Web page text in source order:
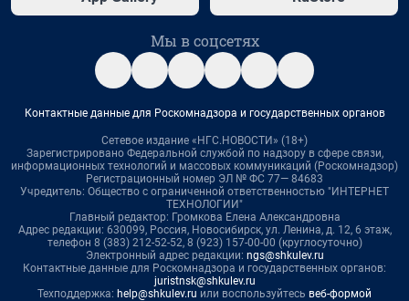
Мы в соцсетях
Контактные данные для Роскомнадзора и государственных органов
Сетевое издание «НГС.НОВОСТИ» (18+)
Зарегистрировано Федеральной службой по надзору в сфере связи,
информационных технологий и массовых коммуникаций (Роскомнадзор)
Регистрационный номер ЭЛ № ФС 77— 84683
Учредитель: Общество с ограниченной ответственностью "ИНТЕРНЕТ
ТЕХНОЛОГИИ"
Главный редактор: Громкова Елена Александровна
Адрес редакции: 630099, Россия, Новосибирск, ул. Ленина, д. 12, 6 этаж,
телефон 8 (383) 212-52-52, 8 (923) 157-00-00 (круглосуточно)
Электронный адрес редакции: ngs@shkulev.ru
Контактные данные для Роскомнадзора и государственных органов:
juristnsk@shkulev.ru
Техподдержка: help@shkulev.ru или воспользуйтесь веб-формой